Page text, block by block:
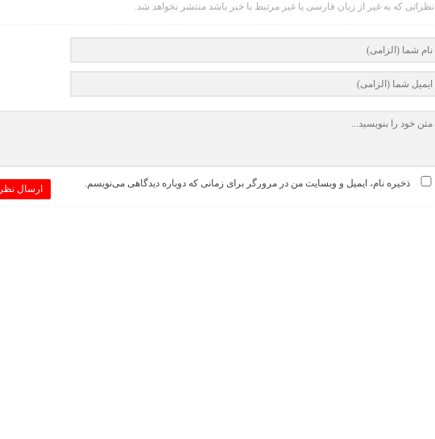
نظراتی که به غیر از زبان فارسی یا غیر مرتبط با خبر باشد منتشر نخواهد شد.
ارسال نظر ذخیره نام، ایمیل و وبسایت من در مرورگر برای زمانی که دوباره دیدگاهی می‌نویسم.